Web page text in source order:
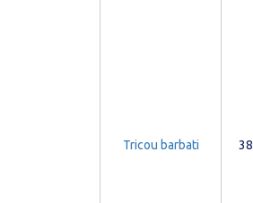
Tricou barbati 38